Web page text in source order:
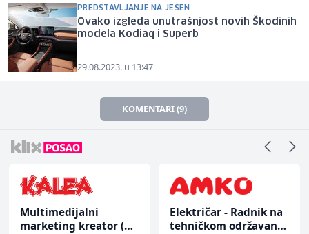
PREDSTAVLJANJE NA JESEN
Ovako izgleda unutrašnjost novih Škodinih
modela Kodiaq i Superb
29.08.2023. u 13:47
KOMENTARI (9)
Multimedijalni
marketing kreator (m/
Električar - Radnik na
tehničkom održavanju